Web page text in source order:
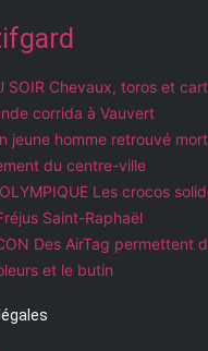
SOIR Chevaux, toros et
corrida à Vauvert
jeune homme retrouvé
du centre-ville
Les crocos
Saint-Raphaël
Des AirTag permettent
et le butin